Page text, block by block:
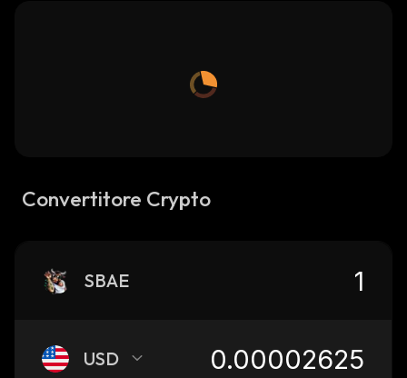
Convertitore Crypto
SBAE
USD